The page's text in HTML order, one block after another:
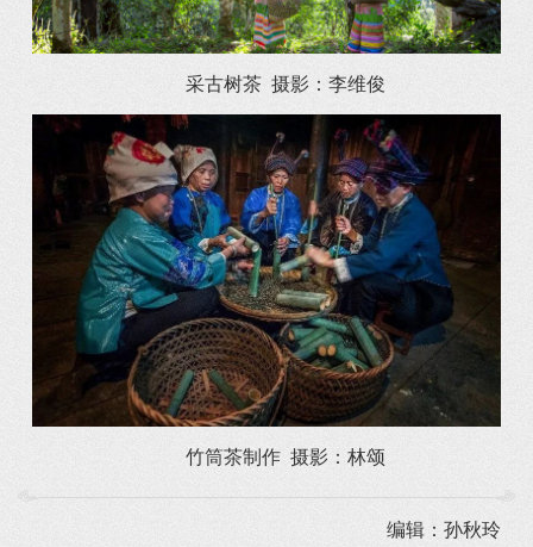
采古树茶 摄影：李维俊
竹筒茶制作 摄影：林颂
编辑：孙秋玲